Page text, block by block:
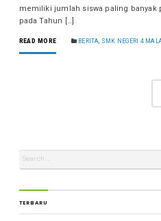
memiliki jumlah siswa paling banyak
pada Tahun […]
READ MORE BERITA SMK NEGERI 4
TERBARU